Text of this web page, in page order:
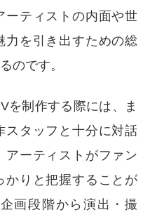
ーティストの内面や世
力を引き出すための総
のです。
を制作する際には、ま
スタッフと十分に対話
アーティストがファン
かりと把握することが
画段階から演出・撮